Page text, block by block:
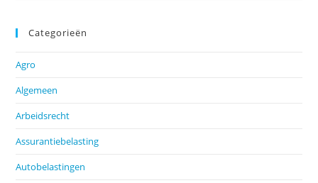
Categorieën
Agro
Algemeen
Arbeidsrecht
Assurantiebelasting
Autobelastingen